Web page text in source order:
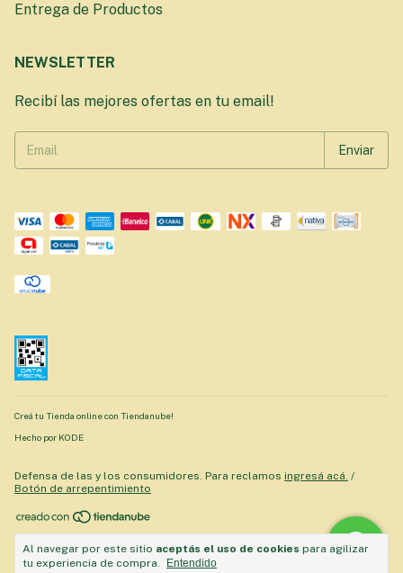
Al navegar por este sitio aceptás el uso de cookies para agilizar
tu experiencia de compra.
Entendido
Entrega de Productos
NEWSLETTER
Recibí las mejores ofertas en tu email!
Creá tu Tienda online con Tiendanube!
Hecho por KODE
Defensa de las y los consumidores. Para reclamos ingresá acá. /
Botón de arrepentimiento
reservados.